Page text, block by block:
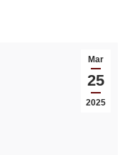
Mar
25
2025